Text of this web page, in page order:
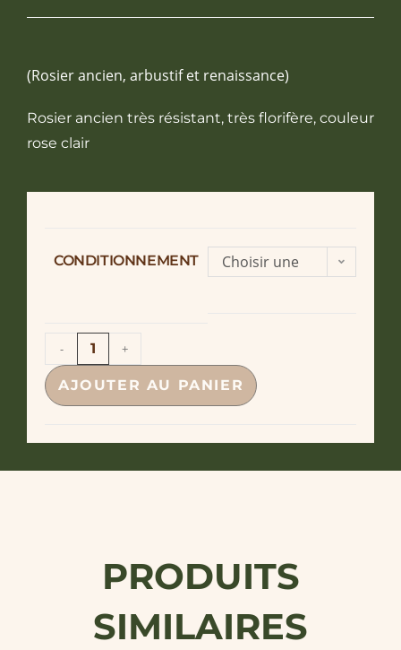
(Rosier ancien, arbustif et renaissance)
Rosier ancien très résistant, très florifère, couleur
rose clair
CONDITIONNEMENT
Choisir une
- +
AJOUTER AU PANIER
PRODUITS
SIMILAIRES